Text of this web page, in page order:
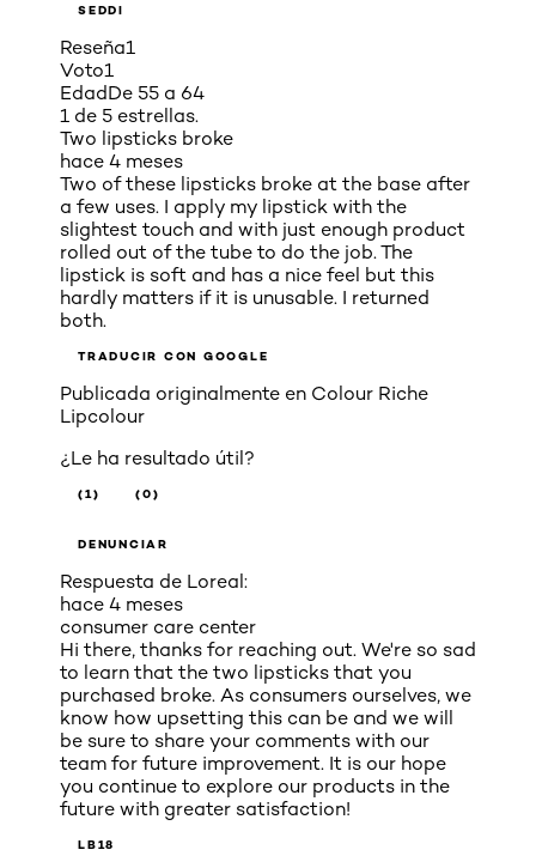
SEDDI
Reseña1
Voto1
EdadDe 55 a 64
1 de 5 estrellas.
Two lipsticks broke
hace 4 meses
Two of these lipsticks broke at the base after
a few uses. I apply my lipstick with the
slightest touch and with just enough product
rolled out of the tube to do the job. The
lipstick is soft and has a nice feel but this
hardly matters if it is unusable. I returned
both.
TRADUCIR CON GOOGLE
Publicada originalmente en Colour Riche
Lipcolour
¿Le ha resultado útil?
(1) (0)
DENUNCIAR
Respuesta de Loreal:
hace 4 meses
consumer care center
Hi there, thanks for reaching out. We're so sad
to learn that the two lipsticks that you
purchased broke. As consumers ourselves, we
know how upsetting this can be and we will
be sure to share your comments with our
team for future improvement. It is our hope
you continue to explore our products in the
future with greater satisfaction!
LB18